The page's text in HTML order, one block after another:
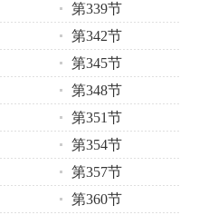
第339节
第342节
第345节
第348节
第351节
第354节
第357节
第360节